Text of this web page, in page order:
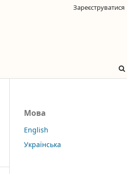
Зареєструватися
Мова
English
Українська